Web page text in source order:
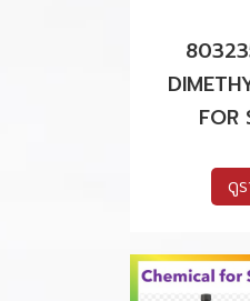
FOR
ดู